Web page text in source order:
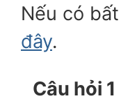
Nếu có
đây.
Câu hỏi 1